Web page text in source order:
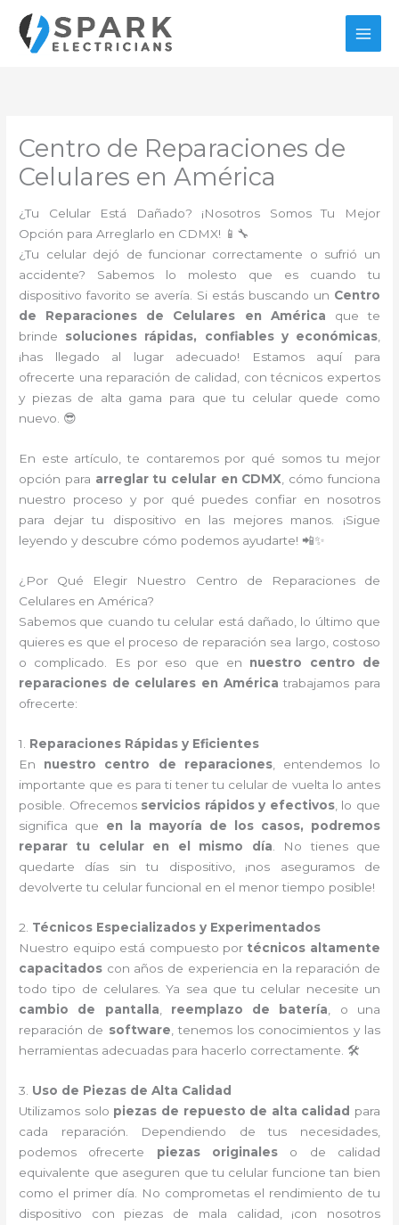
contenido
Centro de Reparaciones de
Celulares en América
¿Tu Celular Está Dañado? ¡Nosotros Somos Tu Mejor
Opción para Arreglarlo en CDMX! 📱🔧
¿Tu celular dejó de funcionar correctamente o sufrió un
accidente? Sabemos lo molesto que es cuando tu
dispositivo favorito se avería. Si estás buscando un Centro
de Reparaciones de Celulares en América que te
brinde soluciones rápidas, confiables y económicas,
¡has llegado al lugar adecuado! Estamos aquí para
ofrecerte una reparación de calidad, con técnicos expertos
y piezas de alta gama para que tu celular quede como
nuevo. 😎
En este artículo, te contaremos por qué somos tu mejor
opción para arreglar tu celular en CDMX , cómo funciona
nuestro proceso y por qué puedes confiar en nosotros
para dejar tu dispositivo en las mejores manos. ¡Sigue
leyendo y descubre cómo podemos ayudarte! 📲✨
¿Por Qué Elegir Nuestro Centro de Reparaciones de
Celulares en América?
Sabemos que cuando tu celular está dañado, lo último que
quieres es que el proceso de reparación sea largo, costoso
o complicado. Es por eso que en nuestro centro de
reparaciones de celulares en América trabajamos para
ofrecerte:
1. Reparaciones Rápidas y Eficientes
En nuestro centro de reparaciones, entendemos lo
importante que es para ti tener tu celular de vuelta lo antes
posible. Ofrecemos servicios rápidos y efectivos, lo que
significa que en la mayoría de los casos, podremos
reparar tu celular en el mismo día . No tienes que
quedarte días sin tu dispositivo, ¡nos aseguramos de
devolverte tu celular funcional en el menor tiempo posible!
2. Técnicos Especializados y Experimentados
Nuestro equipo está compuesto por técnicos altamente
capacitados con años de experiencia en la reparación de
todo tipo de celulares. Ya sea que tu celular necesite un
cambio de pantalla
reemplazo de batería , o una
reparación de software , tenemos los conocimientos y las
herramientas adecuadas para hacerlo correctamente. 🛠️
3. Uso de Piezas de Alta Calidad
Utilizamos solo piezas de repuesto de alta calidad para
cada reparación. Dependiendo de tus necesidades,
podemos ofrecerte piezas originales o de calidad
equivalente que aseguren que tu celular funcione tan bien
como el primer día. No comprometas el rendimiento de tu
dispositivo con piezas de mala calidad, ¡con nosotros